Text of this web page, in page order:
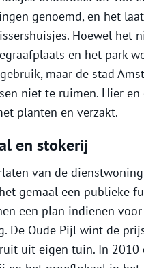
genoemd, en het
Hoewel het
en het park
maar de stad
niet te ruimen. Hier
planten en verzakt.
en stokerij
van de
gemaal een publieke
een plan indienen
De Oude Pijl wint de
uit eigen tuin. In 2010